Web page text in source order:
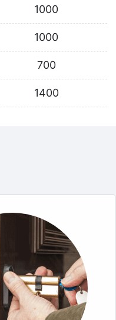
1000
1000
700
1400